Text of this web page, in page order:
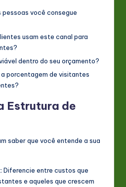
pessoas você consegue
usam este canal para
dentro do seu orçamento?
a porcentagem de visitantes
Estrutura de
saber que você entende a sua
Diferencie entre custos que
e aqueles que crescem